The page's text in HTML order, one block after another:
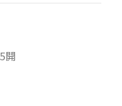
開